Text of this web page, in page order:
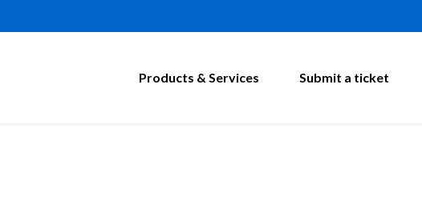
Products & Services Submit a ticket